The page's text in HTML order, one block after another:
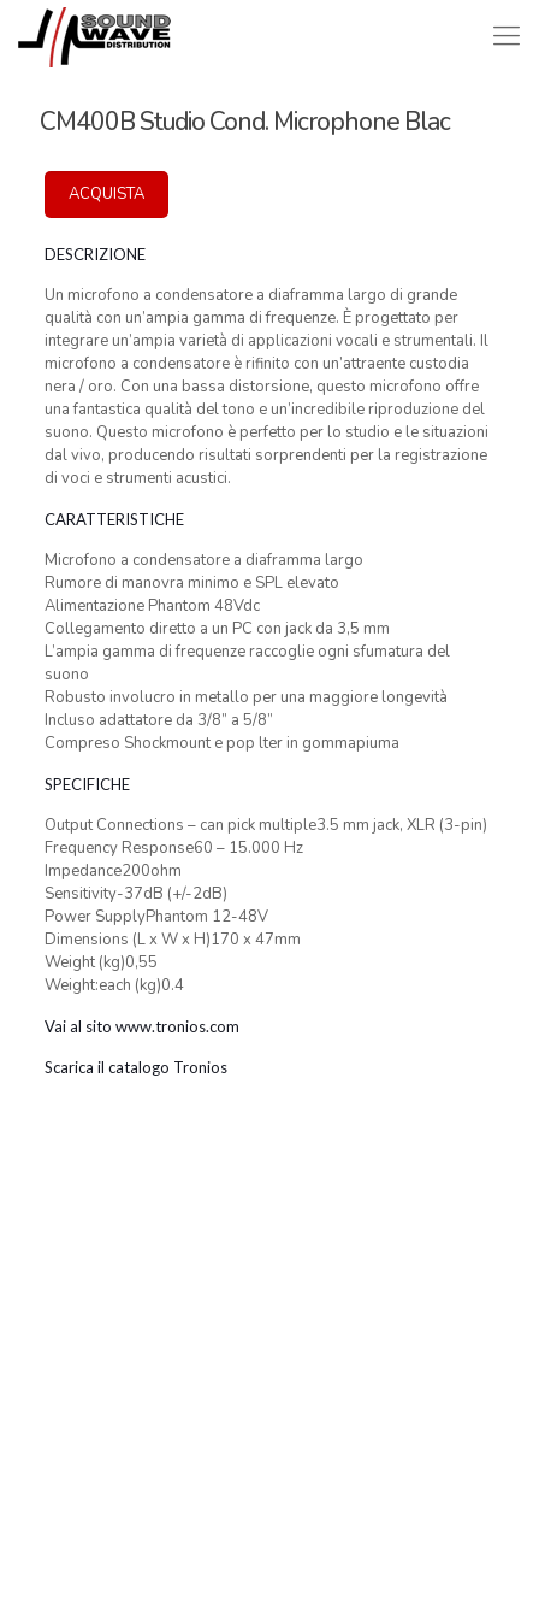
CM400B Studio Cond. Microphone Blac
ACQUISTA
DESCRIZIONE
Un microfono a condensatore a diaframma largo di grande
qualità con un’ampia gamma di frequenze. È progettato per
integrare un’ampia varietà di applicazioni vocali e strumentali. Il
microfono a condensatore è rifinito con un’attraente custodia
nera / oro. Con una bassa distorsione, questo microfono offre
una fantastica qualità del tono e un’incredibile riproduzione del
suono. Questo microfono è perfetto per lo studio e le situazioni
dal vivo, producendo risultati sorprendenti per la registrazione
di voci e strumenti acustici.
CARATTERISTICHE
Microfono a condensatore a diaframma largo
Rumore di manovra minimo e SPL elevato
Alimentazione Phantom 48Vdc
Collegamento diretto a un PC con jack da 3,5 mm
L’ampia gamma di frequenze raccoglie ogni sfumatura del
suono
Robusto involucro in metallo per una maggiore longevità
Incluso adattatore da 3/8” a 5/8”
Compreso Shockmount e pop lter in gommapiuma
SPECIFICHE
Output Connections – can pick multiple3.5 mm jack, XLR (3-pin)
Frequency Response60 – 15.000 Hz
Impedance200ohm
Sensitivity-37dB (+/-2dB)
Power SupplyPhantom 12-48V
Dimensions (L x W x H)170 x 47mm
Weight (kg)0,55
Weight:each (kg)0.4
Vai al sito www.tronios.com
Scarica il catalogo Tronios